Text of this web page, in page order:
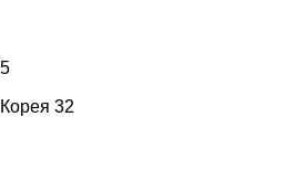
5
32